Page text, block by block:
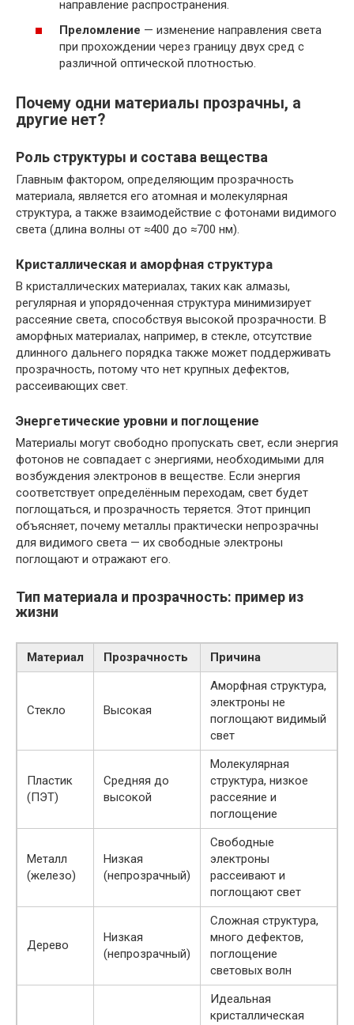
направление распространения.
Преломление — изменение направления света
при прохождении через границу двух сред с
различной оптической плотностью.
Почему одни материалы прозрачны, а
другие нет?
Роль структуры и состава вещества
Главным фактором, определяющим прозрачность
материала, является его атомная и молекулярная
структура, а также взаимодействие с фотонами видимого
света (длина волны от ≈400 до ≈700 нм).
Кристаллическая и аморфная структура
В кристаллических материалах, таких как алмазы,
регулярная и упорядоченная структура минимизирует
рассеяние света, способствуя высокой прозрачности. В
аморфных материалах, например, в стекле, отсутствие
длинного дальнего порядка также может поддерживать
прозрачность, потому что нет крупных дефектов,
рассеивающих свет.
Энергетические уровни и поглощение
Материалы могут свободно пропускать свет, если энергия
фотонов не совпадает с энергиями, необходимыми для
возбуждения электронов в веществе. Если энергия
соответствует определённым переходам, свет будет
поглощаться, и прозрачность теряется. Этот принцип
объясняет, почему металлы практически непрозрачны
для видимого света — их свободные электроны
поглощают и отражают его.
Тип материала и прозрачность: пример из
жизни
Материал Прозрачность Причина
Стекло Высокая
Аморфная структура,
электроны не
поглощают видимый
свет
Пластик
(ПЭТ)
Средняя до
высокой
Молекулярная
структура, низкое
рассеяние и
поглощение
Металл
(железо)
Низкая
(непрозрачный)
Свободные
электроны
рассеивают и
поглощают свет
Дерево
Низкая
(непрозрачный)
Сложная структура,
много дефектов,
поглощение
световых волн
Идеальная
кристаллическая